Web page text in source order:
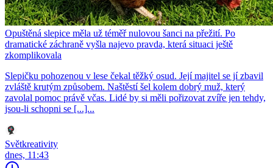
Opuštěná slepice měla už téměř nulovou šanci na přežití. Po
dramatické záchraně vyšla najevo pravda, která situaci ještě
zkomplikovala
Slepičku pohozenou v lese čekal těžký osud. Její majitel se jí zbavil
zvláště krutým způsobem. Naštěstí šel kolem dobrý muž, který
zavolal pomoc právě včas. Lidé by si měli pořizovat zvíře jen tehdy,
jsou-li schopni se [...]...
Světkreativity
dnes, 11:43